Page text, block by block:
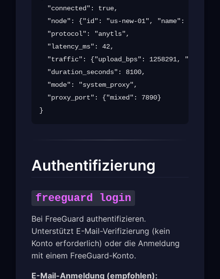
  "connected": true,
"node": {"id": "us-new-01", "name":
  "protocol": "anytls",
  "latency_ms": 42,
"traffic": {"upload_bps": 1258291,
  "duration_seconds": 8100,
  "mode": "system_proxy",
  "proxy_port": {"mixed": 7890}
Authentifizierung
freeguard login
Bei FreeGuard authentifizieren.
Unterstützt E-Mail-Verifizierung (kein
Konto erforderlich) oder die Anmeldung
mit einem FreeGuard-Konto.
E-Mail-Anmeldung (empfohlen):